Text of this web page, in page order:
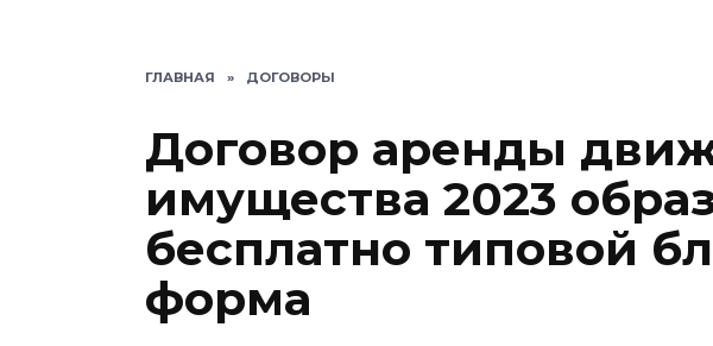
ГЛАВНАЯ » ДОГОВОРЫ
Договор аренды
имущества 2023
бесплатно типовой
форма